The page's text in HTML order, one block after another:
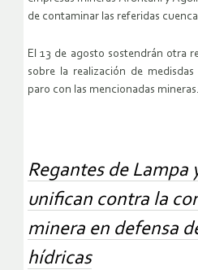
de contaminar las referidas
El 13 de agosto sostendrán otra
sobre la realización de
paro con las mencionadas mineras.
Regantes de Lampa
unifican contra la
minera en defensa
hídricas